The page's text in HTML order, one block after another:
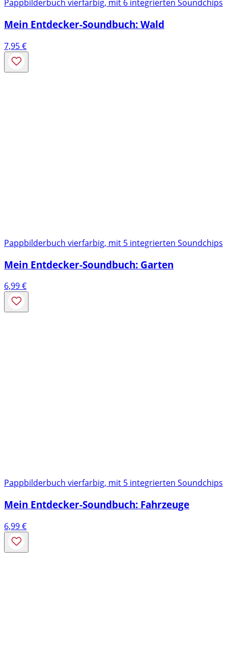
Pappbilderbuch vierfarbig, mit 6 integrierten Soundchips
Mein Entdecker-Soundbuch: Wald
7,95€
Pappbilderbuch vierfarbig, mit 5 integrierten Soundchips
Mein Entdecker-Soundbuch: Garten
6,99€
Pappbilderbuch vierfarbig, mit 5 integrierten Soundchips
Mein Entdecker-Soundbuch: Fahrzeuge
6,99€